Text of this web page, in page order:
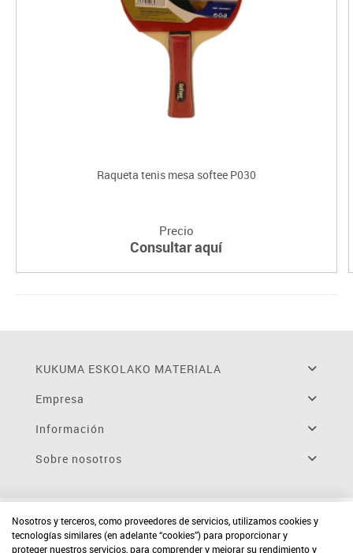
Raqueta tenis mesa softee P030
Precio
Consultar aquí
KUKUMA ESKOLAKO MATERIALA
Empresa
Información
Sobre nosotros
Nosotros y terceros, como proveedores de servicios, utilizamos cookies y
tecnologías similares (en adelante “cookies”) para proporcionar y
proteger nuestros servicios, para comprender y mejorar su rendimiento y